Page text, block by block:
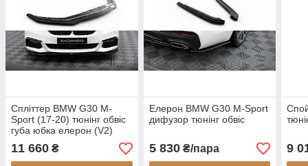
Спліттер BMW G30 M-
Sport (17-20) тюнінг обвіс
губа юбка елерон (V2)
11 660 ₴
Елерон BMW G30 M-Sport
дифузор тюнінг обвіс
5 830₴/пара 9